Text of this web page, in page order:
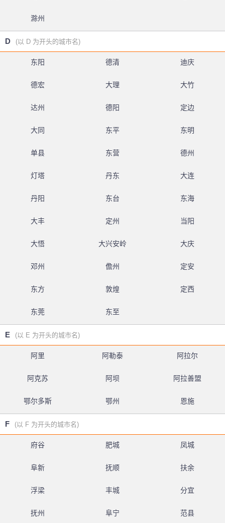
滁州
D (以 D 为开头的城市名)
东阳 德清 迪庆
德宏 大理 大竹
达州 德阳 定边
大同 东平 东明
单县 东营 德州
灯塔 丹东 大连
丹阳 东台 东海
大丰 定州 当阳
大悟 大兴安岭 大庆
邓州 儋州 定安
东方 敦煌 定西
东莞 东至
E (以 E 为开头的城市名)
阿里 阿勒泰 阿拉尔
阿克苏 阿坝 阿拉善盟
鄂尔多斯 鄂州 恩施
F (以 F 为开头的城市名)
府谷 肥城 凤城
阜新 抚顺 扶余
浮梁 丰城 分宜
抚州 阜宁 范县